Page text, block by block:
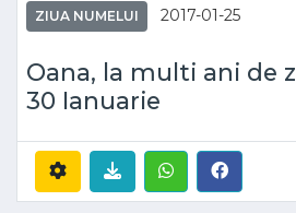
ZIUA NUMELUI 2017-01-25
Oana, la multi ani de
30 Ianuarie